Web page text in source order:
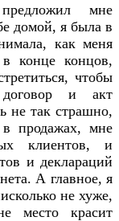
мне
домой, я была в
как меня
конце концов,
чтобы
договор и акт
не так страшно,
в продажах, мне
клиентов, и
и деклараций
А главное, я
не хуже,
место красит